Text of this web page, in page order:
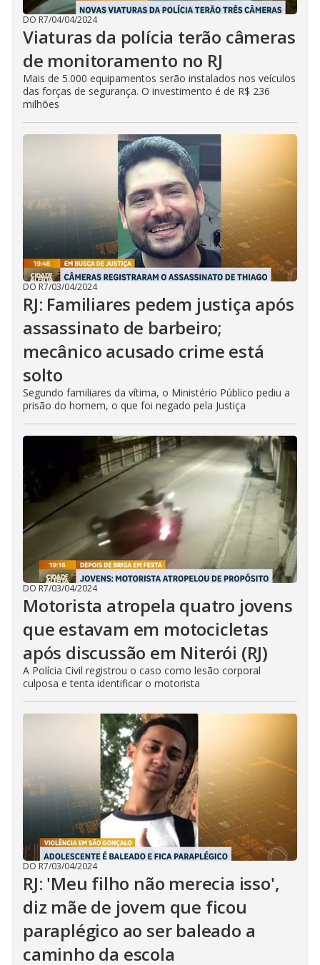
DO R7/04/04/2024
Viaturas da polícia terão câmeras
de monitoramento no RJ
Mais de 5.000 equipamentos serão instalados nos veículos
das forças de segurança. O investimento é de R$ 236
milhões
DO R7/03/04/2024
RJ: Familiares pedem justiça após
assassinato de barbeiro;
mecânico acusado crime está
solto
Segundo familiares da vítima, o Ministério Público pediu a
prisão do homem, o que foi negado pela Justiça
DO R7/03/04/2024
Motorista atropela quatro jovens
que estavam em motocicletas
após discussão em Niterói (RJ)
A Polícia Civil registrou o caso como lesão corporal
culposa e tenta identificar o motorista
DO R7/03/04/2024
RJ: 'Meu filho não merecia isso',
diz mãe de jovem que ficou
paraplégico ao ser baleado a
caminho da escola